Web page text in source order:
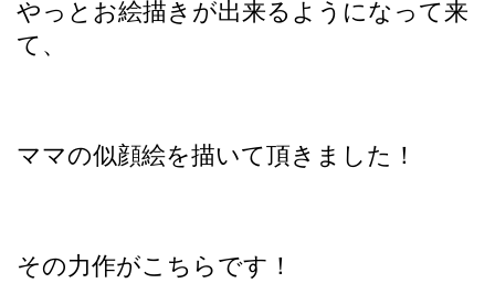
やっとお絵描きが出来るようになって来
て、
ママの似顔絵を描いて頂きました！
その力作がこちらです！